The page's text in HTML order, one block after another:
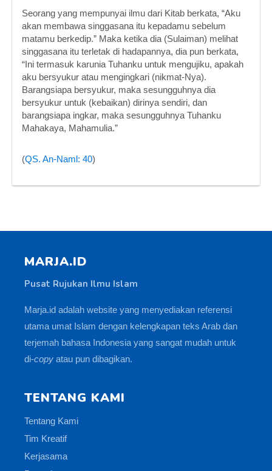
Seorang yang mempunyai ilmu dari Kitab berkata, “Aku
akan membawa singgasana itu kepadamu sebelum
matamu berkedip.” Maka ketika dia (Sulaiman) melihat
singgasana itu terletak di hadapannya, dia pun berkata,
“Ini termasuk karunia Tuhanku untuk mengujiku, apakah
aku bersyukur atau mengingkari (nikmat-Nya).
Barangsiapa bersyukur, maka sesungguhnya dia
bersyukur untuk (kebaikan) dirinya sendiri, dan
barangsiapa ingkar, maka sesungguhnya Tuhanku
Mahakaya, Mahamulia.”
(QS. An-Naml: 40)
MARJA.ID
Pusat Rujukan Ilmu Islam
Marja.id adalah website yang menyediakan referensi
utama umat Islam dengan kelengkapan teks Arab dan
terjemah bahasa Indonesia yang sangat mudah untuk
di-copy atau pun dibagikan.
TENTANG KAMI
Tentang Kami
Tim Kreatif
Kerjasama